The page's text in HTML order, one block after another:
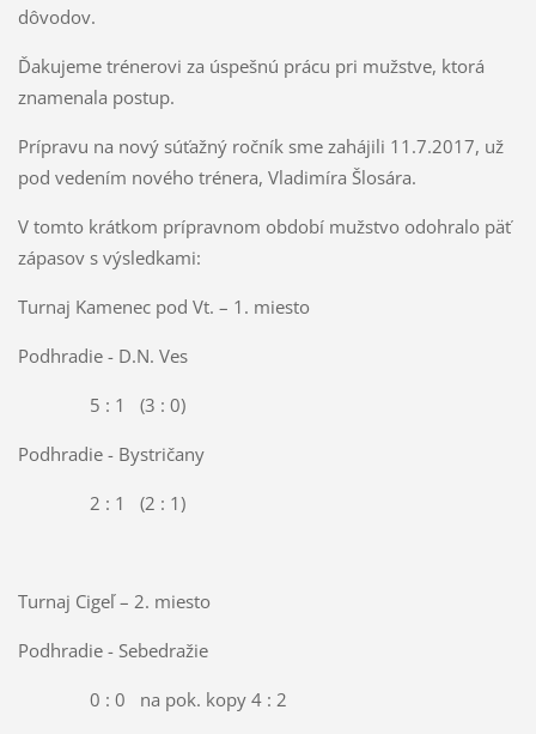
dôvodov.
Ďakujeme trénerovi za úspešnú prácu pri mužstve, ktorá
znamenala postup.
Prípravu na nový súťažný ročník sme zahájili 11.7.2017, už
pod vedením nového trénera, Vladimíra Šlosára.
V tomto krátkom prípravnom období mužstvo odohralo päť
zápasov s výsledkami:
Turnaj Kamenec pod Vt. – 1. miesto
Podhradie - D.N. Ves
5 : 1 (3 : 0)
Podhradie - Bystričany
2 : 1 (2 : 1)
Turnaj Cigeľ – 2. miesto
Podhradie - Sebedražie
0 : 0 na pok. kopy 4 : 2